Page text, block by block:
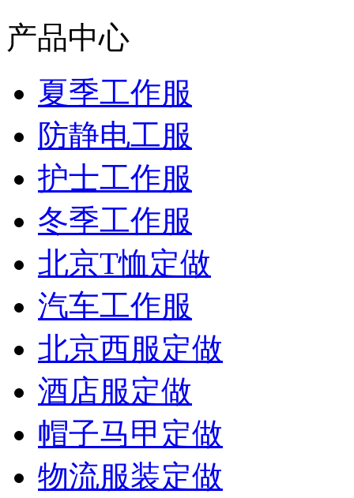
产品中心
夏季工作服
防静电工服
护士工作服
冬季工作服
北京T恤定做
汽车工作服
北京西服定做
酒店服定做
帽子马甲定做
物流服装定做